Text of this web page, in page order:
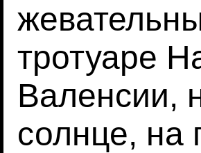
тротуаре
Валенсии,
солнце, на